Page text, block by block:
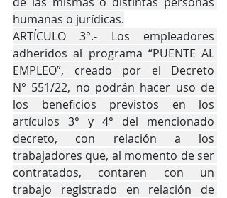
humanas o jurídicas.
ARTÍCULO 3°.- Los empleadores
adheridos al programa “PUENTE AL
EMPLEO”, creado por el Decreto
N° 551/22, no podrán hacer uso de
los beneficios previstos en los
artículos 3° y 4° del mencionado
decreto, con relación a los
trabajadores que, al momento de ser
contratados, contaren con un
trabajo registrado en relación de